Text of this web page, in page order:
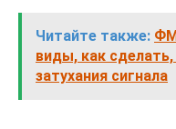
Читайте также: ФМ
виды, как
затухания сигнала